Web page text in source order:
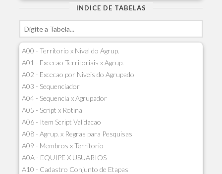
INDICE DE TABELAS
A00 - Territorio x Nivel do Agrup.
A01 - Excecao Territoriais x Agrup.
A02 - Excecao por Niveis do Agrupado
A03 - Sequenciador
A04 - Sequencia x Agrupador
A05 - Script x Rotina
A06 - Item Script Validacao
A08 - Agrup. x Regras para Pesquisas
A09 - Membros x Territorio
A0A - EQUIPE X USUARIOS
A10 - Cadastro Conjunto de Etapas